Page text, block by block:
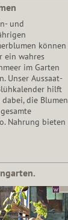
und
können
ein wahres
im Garten
Unser Aussaat-
hilft
dabei, die Blumen
Nahrung bieten